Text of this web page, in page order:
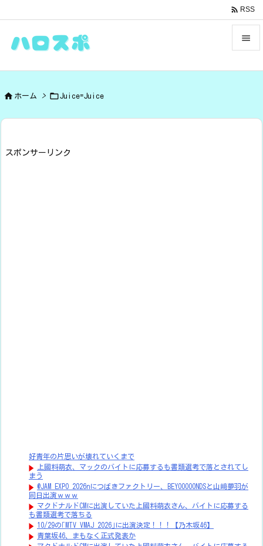


 RSS
 ホーム > Juice=Juice
スポンサーリンク
好青年の片思いが壊れていくまで
上國料萌衣、マックのバイトに応募するも書類選考で落とされてし
まう
@JAM EXPO 2026nにつばきファクトリー、BEYOOOOONDSと山﨑夢羽が
同日出演ｗｗｗ
マクドナルドCMに出演していた上國料萌衣さん、バイトに応募する
も書類選考で落ちる
10/29の｢MTV VMAJ 2026｣に出演決定！！！【乃木坂46】
青葉坂46、まもなく正式発表か